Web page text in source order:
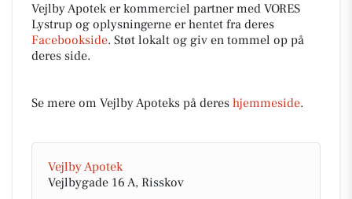
Vejlby Apotek er kommerciel partner med VORES
Lystrup og oplysningerne er hentet fra deres
Facebookside. Støt lokalt og giv en tommel op på
deres side.
Se mere om Vejlby Apoteks på deres hjemmeside.
Vejlby Apotek
Vejlbygade 16 A, Risskov